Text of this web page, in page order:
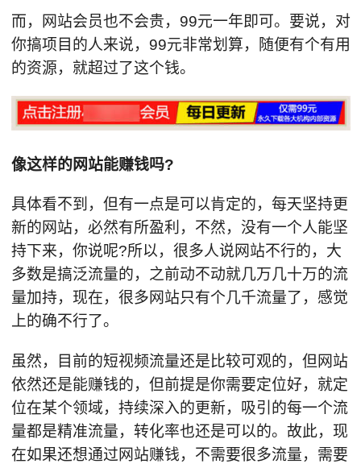
而，网站会员也不会贵，99元一年即可。要说，对
你搞项目的人来说，99元非常划算，随便有个有用
的资源，就超过了这个钱。
像这样的网站能赚钱吗?
具体看不到，但有一点是可以肯定的，每天坚持更
新的网站，必然有所盈利，不然，没有一个人能坚
持下来，你说呢?所以，很多人说网站不行的，大
多数是搞泛流量的，之前动不动就几万几十万的流
量加持，现在，很多网站只有个几千流量了，感觉
上的确不行了。
虽然，目前的短视频流量还是比较可观的，但网站
依然还是能赚钱的，但前提是你需要定位好，就定
位在某个领域，持续深入的更新，吸引的每一个流
量都是精准流量，转化率也还是可以的。故此，现
在如果还想通过网站赚钱，不需要很多流量，需要